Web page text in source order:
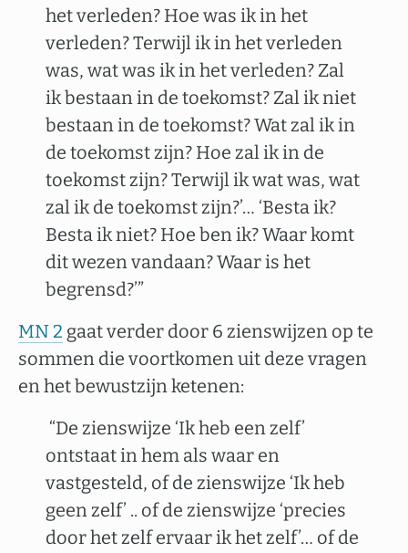
het verleden? Hoe was ik in het
verleden? Terwijl ik in het verleden
was, wat was ik in het verleden? Zal
ik bestaan in de toekomst? Zal ik niet
bestaan in de toekomst? Wat zal ik in
de toekomst zijn? Hoe zal ik in de
toekomst zijn? Terwijl ik wat was, wat
zal ik de toekomst zijn?’… ‘Besta ik?
Besta ik niet? Hoe ben ik? Waar komt
dit wezen vandaan? Waar is het
begrensd?’”
MN 2 gaat verder door 6 zienswijzen op te
sommen die voortkomen uit deze vragen
en het bewustzijn ketenen:
“De zienswijze ‘Ik heb een zelf’
ontstaat in hem als waar en
vastgesteld, of de zienswijze ‘Ik heb
geen zelf’ .. of de zienswijze ‘precies
door het zelf ervaar ik het zelf’… of de